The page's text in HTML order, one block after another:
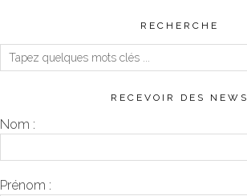
RECHERCHE
RECEVOIR DES NEWS
Nom :
Prénom :